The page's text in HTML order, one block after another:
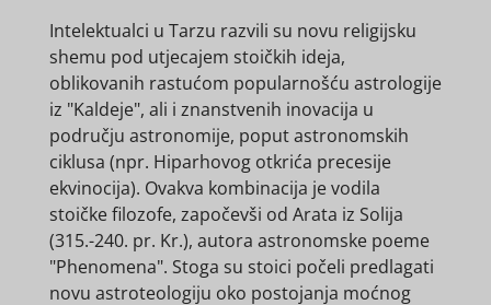
Intelektualci u Tarzu razvili su novu religijsku
shemu pod utjecajem stoičkih ideja,
oblikovanih rastućom popularnošću astrologije
iz "Kaldeje", ali i znanstvenih inovacija u
području astronomije, poput astronomskih
ciklusa (npr. Hiparhovog otkrića precesije
ekvinocija). Ovakva kombinacija je vodila
stoičke filozofe, započevši od Arata iz Solija
(315.-240. pr. Kr.), autora astronomske poeme
"Phenomena". Stoga su stoici počeli predlagati
novu astroteologiju oko postojanja moćnog